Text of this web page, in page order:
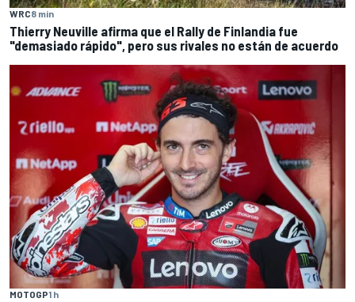
WRC8 min
Thierry Neuville afirma que el Rally de Finlandia fue
"demasiado rápido", pero sus rivales no están de acuerdo
MOTOGP1 h